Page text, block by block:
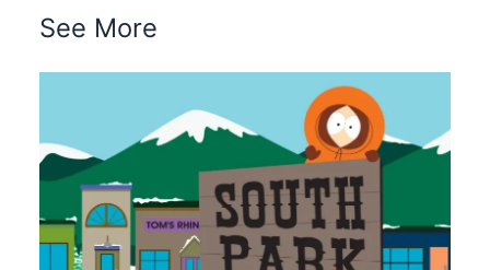
See More